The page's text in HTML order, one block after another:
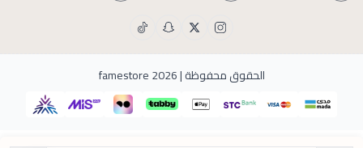
الحقوق محفوظة | 2026 famestore